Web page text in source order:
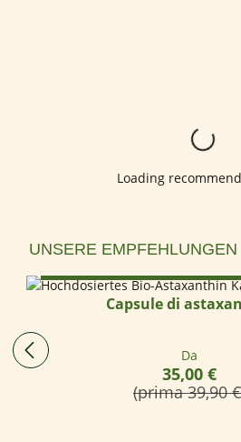
Loading
Salta la galleria dei prodotti
UNSERE EMPFEHLUNGEN
Select options
Capsule di
Prezzo
Da
35,00 €
(prima 39,90